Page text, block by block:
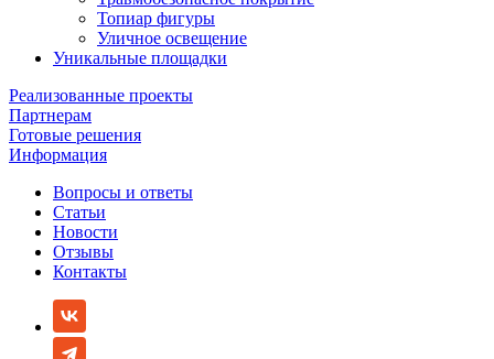
Топиар фигуры
Уличное освещение
Уникальные площадки
Реализованные проекты
Партнерам
Готовые решения
Информация
Вопросы и ответы
Статьи
Новости
Отзывы
Контакты